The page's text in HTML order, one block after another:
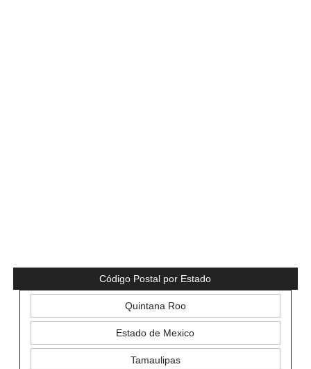
Código Postal por Estado
Quintana Roo
Estado de Mexico
Tamaulipas